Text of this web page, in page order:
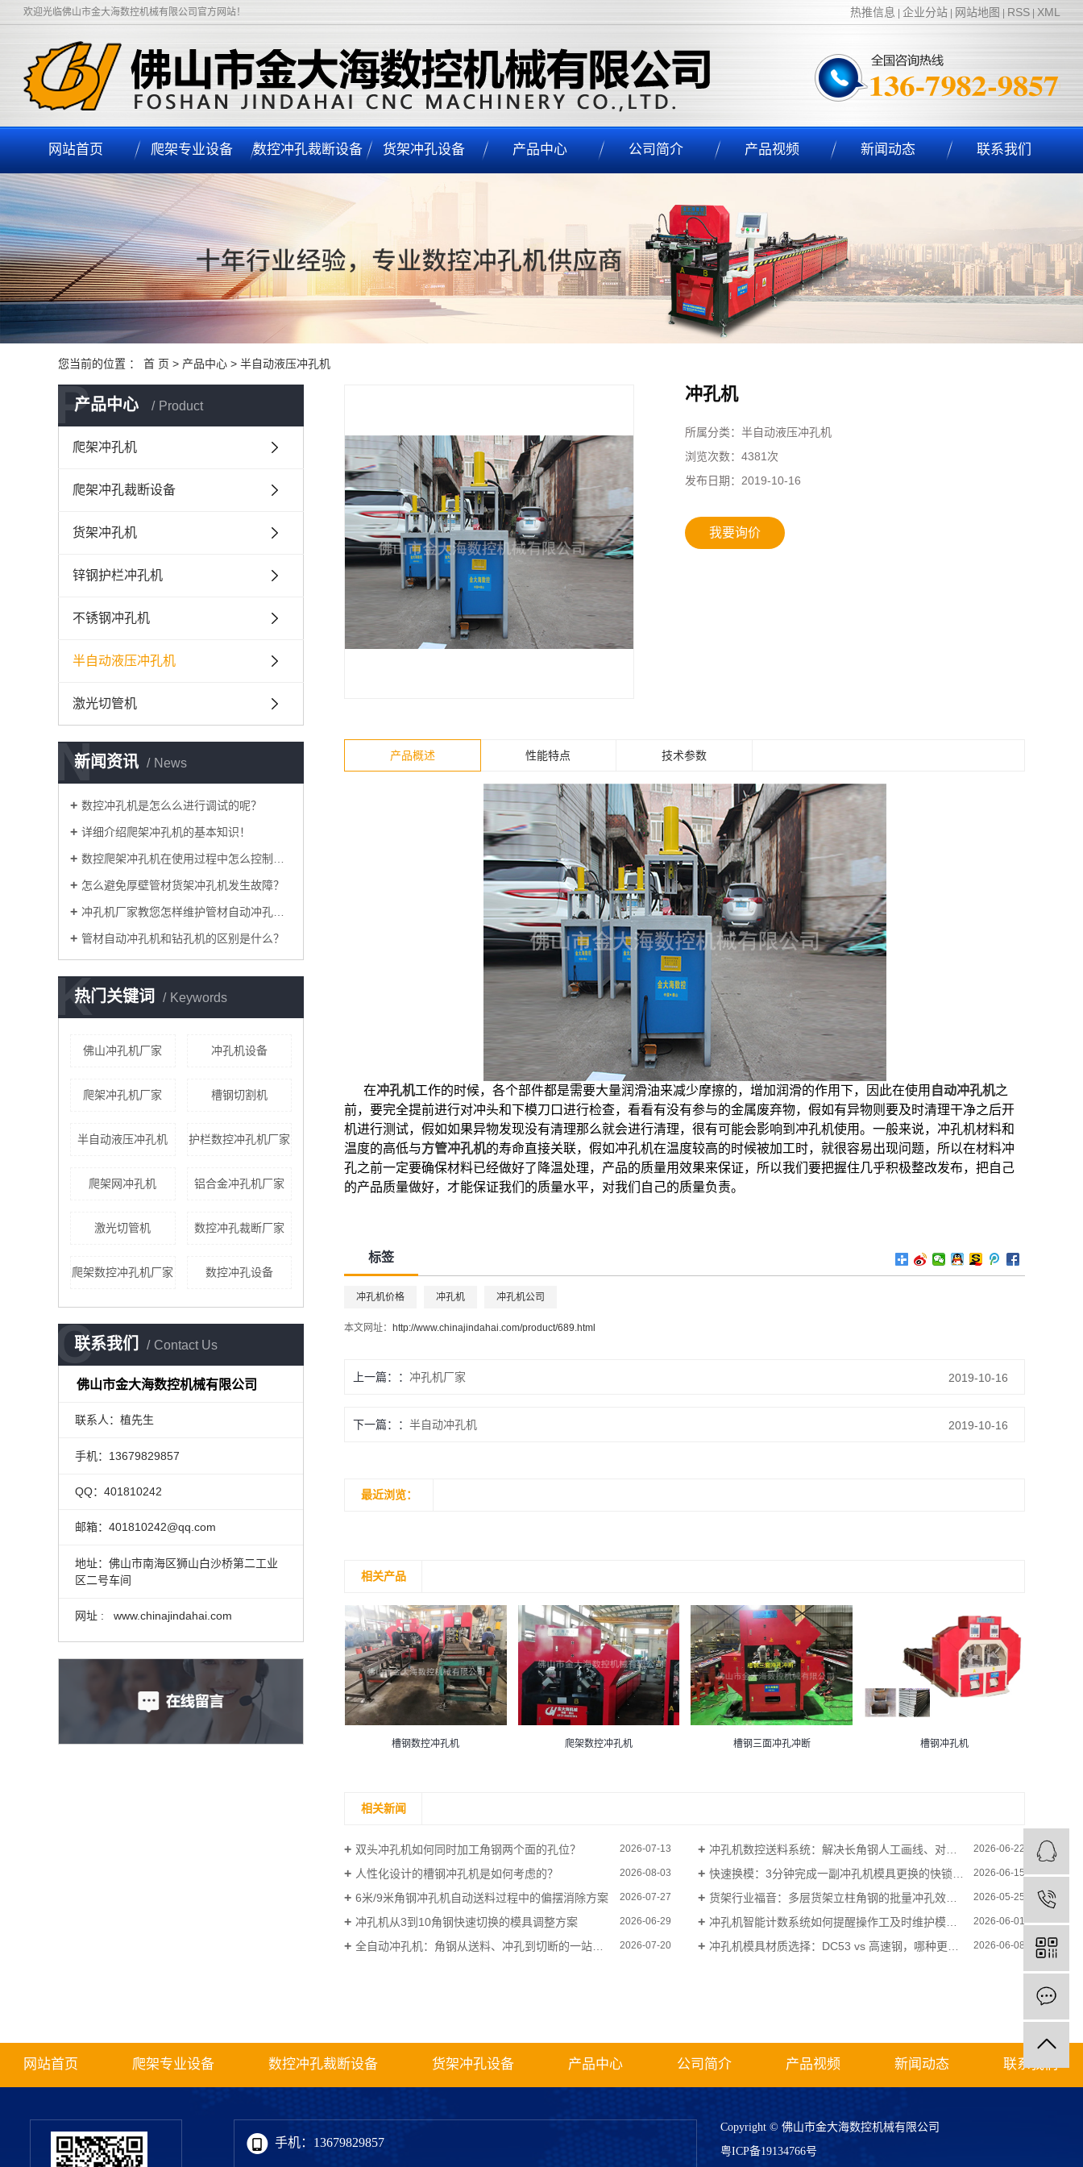
欢迎光临佛山市金大海数控机械有限公司官方网站！ 热推信息 企业分站| 网站地图 RSS| XML
网站首页 爬架专业设备 数控冲孔裁断设备 货架冲孔设备 产品中心 公司简介 产品视频 新闻动态 联系我们
您当前的位置 ： 首 页 > 产品中心 > 半自动液压冲孔机
产品中心 Product
P
爬架冲孔机
爬架冲孔裁断设备
货架冲孔机
锌钢护栏冲孔机
不锈钢冲孔机
半自动液压冲孔机
激光切管机
新闻资讯 News
N
数控冲孔机是怎么么进行调试的呢？
详细介绍爬架冲孔机的基本知识！
数控爬架冲孔机在使用过程中怎么控制加工精度？
怎么避免厚壁管材货架冲孔机发生故障？
​冲孔机厂家教您怎样维护管材自动冲孔机！
管材自动冲孔机和钻孔机的区别是什么？
热门关键词 Keywords
K
佛山冲孔机厂家 冲孔机设备
爬架冲孔机厂家 槽钢切割机
半自动液压冲孔机 护栏数控冲孔机厂家
爬架网冲孔机 铝合金冲孔机厂家
激光切管机 数控冲孔裁断厂家
爬架数控冲孔机厂家 数控冲孔设备
联系我们 Contact Us
C
佛山市金大海数控机械有限公司
联系人：植先生
手机：13679829857
QQ：401810242
邮箱：401810242@qq.com
地址：佛山市南海区狮山白沙桥第二工业
区二号车间
网址 : www.chinajindahai.com
冲孔机
所属分类： 半自动液压冲孔机
浏览次数： 4381次
发布日期： 2019-10-16
我要询价
产品概述 性能特点 技术参数
在冲孔机工作的时候，各个部件都是需要大量润滑油来减少摩擦的，增加润滑的作用下，因此在使用 自动冲孔机之
前，要完全提前进行对冲头和下模刀口进行检查，看看有没有参与的金属废弃物，假如有异物则要及时清理干净之后开
机进行测试，假如如果异物发现没有清理那么就会进行清理，很有可能会影响到冲孔机使用。一般来说，冲孔机材料和
温度的高低与方管冲孔机的寿命直接关联，假如冲孔机在温度较高的时候被加工时，就很容易出现问题，所以在材料冲
孔之前一定要确保材料已经做好了降温处理，产品的质量用效果来保证，所以我们要把握住几乎积极整改发布，把自己
的产品质量做好，才能保证我们的质量水平，对我们自己的质量负责。
标签
冲孔机价格 冲孔机 冲孔机公司
本文网址： http://www.chinajindahai.com/product/689.html
上一篇： 冲孔机厂家 2019-10-16
下一篇： 半自动冲孔机 2019-10-16
最近浏览：
相关产品
不锈钢数控冲孔机 槽钢数控冲孔机 爬架数控冲孔机 槽钢三面冲孔冲断 槽钢冲孔机
相关新闻
双头冲孔机如何同时加工角钢两个面的孔位？ 2026-07-13 冲孔机数控送料系统：解决长角钢人工画线、对孔的低效痛点 2026-06-22
人性化设计的槽钢冲孔机是如何考虑的？ 2026-08-03 快速换模：3分钟完成一副冲孔机模具更换的快锁结构设计 2026-06-15
6米/9米角钢冲孔机自动送料过程中的偏摆消除方案 2026-07-27 货架行业福音：多层货架立柱角钢的批量冲孔效率提升方案 2026-05-25
冲孔机从3到10角钢快速切换的模具调整方案 2026-06-29 冲孔机智能计数系统如何提醒操作工及时维护模具？ 2026-06-01
全自动冲孔机：角钢从送料、冲孔到切断的一站式解决方案 2026-07-20 冲孔机模具材质选择：DC53 vs 高速钢，哪种更适合频繁冲孔？ 2026-06-08
网站首页 爬架专业设备 数控冲孔裁断设备 货架冲孔设备 产品中心 公司简介 产品视频 新闻动态 联系我们
手机：13679829857
Copyright © 佛山市金大海数控机械有限公司
粤ICP备19134766号